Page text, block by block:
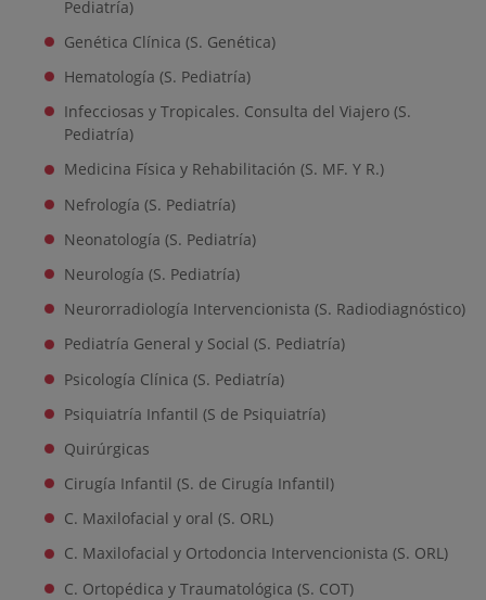
Pediatría)
Genética Clínica (S. Genética)
Hematología (S. Pediatría)
Infecciosas y Tropicales. Consulta del Viajero (S.
Pediatría)
Medicina Física y Rehabilitación (S. MF. Y R.)
Nefrología (S. Pediatría)
Neonatología (S. Pediatría)
Neurología (S. Pediatría)
Neurorradiología Intervencionista (S. Radiodiagnóstico)
Pediatría General y Social (S. Pediatría)
Psicología Clínica (S. Pediatría)
Psiquiatría Infantil (S de Psiquiatría)
Quirúrgicas
Cirugía Infantil (S. de Cirugía Infantil)
C. Maxilofacial y oral (S. ORL)
C. Maxilofacial y Ortodoncia Intervencionista (S. ORL)
C. Ortopédica y Traumatológica (S. COT)